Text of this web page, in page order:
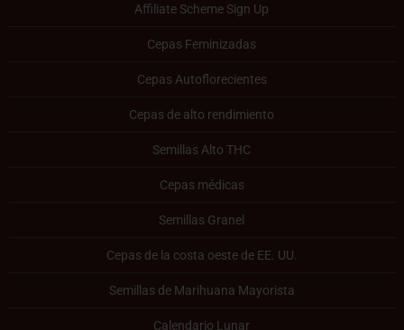
Affiliate Scheme Sign Up
Cepas Feminizadas
Cepas Autoflorecientes
Cepas de alto rendimiento
Semillas Alto THC
Cepas médicas
Semillas Granel
Cepas de la costa oeste de EE. UU.
Semillas de Marihuana Mayorista
Calendario Lunar